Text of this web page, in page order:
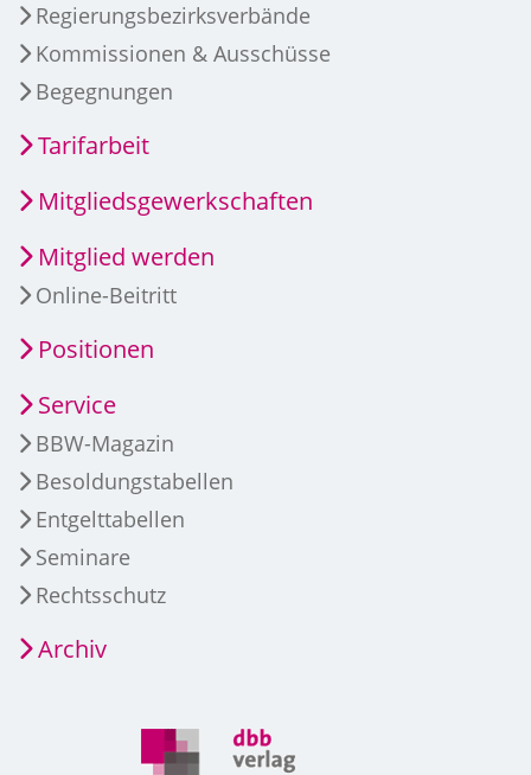
Regierungsbezirksverbände
Kommissionen & Ausschüsse
Begegnungen
Tarifarbeit
Mitgliedsgewerkschaften
Mitglied werden
Online-Beitritt
Positionen
Service
BBW-Magazin
Besoldungstabellen
Entgelttabellen
Seminare
Rechtsschutz
Archiv